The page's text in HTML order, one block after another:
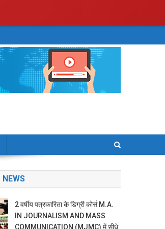
2 वर्षीय पत्रकारिता के डिग्री कोर्स M.A.
IN JOURNALISM AND MASS
COMMUNICATION (MJMC) में सीधे